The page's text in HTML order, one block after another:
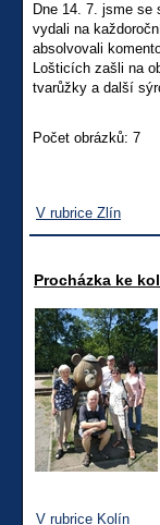
Dne 14. 7. jsme se
vydali na
absolvovali
Lošticích zašli na
tvarůžky a další
Počet obrázků: 7
V rubrice Zlín
Procházka ke
V rubrice Kolín